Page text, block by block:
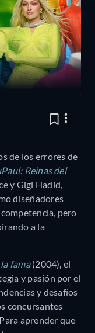
de los errores de
Reinas del
y Gigi Hadid,
diseñadores
pero
a la
fama(2004), el
y pasión por el
y desafíos
concursantes
aprender que